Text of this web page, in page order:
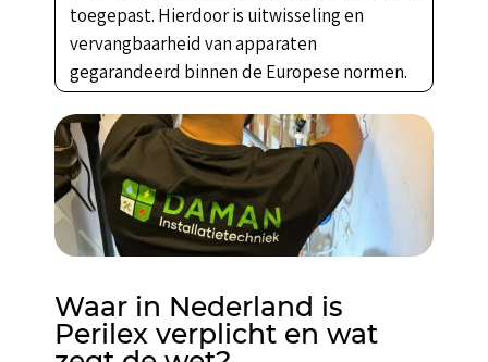
toegepast. Hierdoor is uitwisseling en
vervangbaarheid van apparaten
gegarandeerd binnen de Europese normen.
Waar in Nederland is
Perilex verplicht en wat